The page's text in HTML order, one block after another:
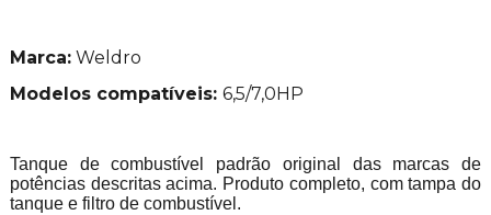
Marca:Weldro
Modelos compatíveis: 6,5/7,0HP
Tanque de combustível padrão original das marcas de
potências descritas acima. Produto completo, com tampa do
tanque e filtro de combustível.